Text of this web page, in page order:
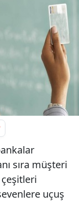
sıra müşteri
uçuş